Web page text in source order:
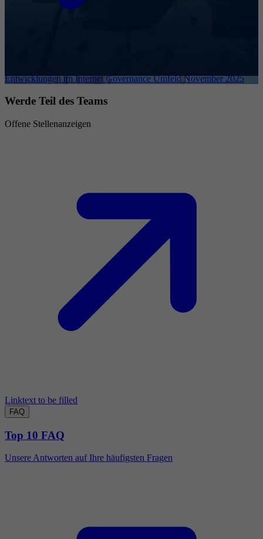
Entwicklungen im Internet Governance Umfeld November 2025
Werde Teil des Teams
Offene Stellenanzeigen
Linktext to be filled
FAQ
Top 10 FAQ
Unsere Antworten auf Ihre häufigsten Fragen